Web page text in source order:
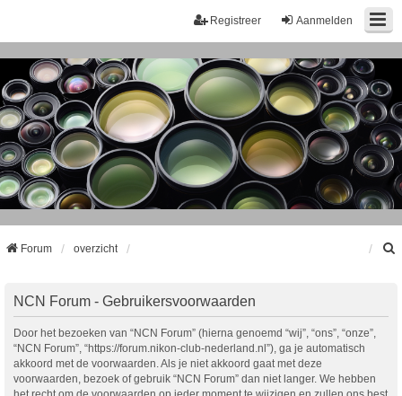
Aanmelden
Registreer
Forum overzicht
NCN Forum - Gebruikersvoorwaarden
Door het bezoeken van “NCN Forum” (hierna genoemd “wij”, “ons”, “onze”,
“NCN Forum”, “https://forum.nikon-club-nederland.nl”), ga je automatisch
akkoord met de voorwaarden. Als je niet akkoord gaat met deze
voorwaarden, bezoek of gebruik “NCN Forum” dan niet langer. We hebben